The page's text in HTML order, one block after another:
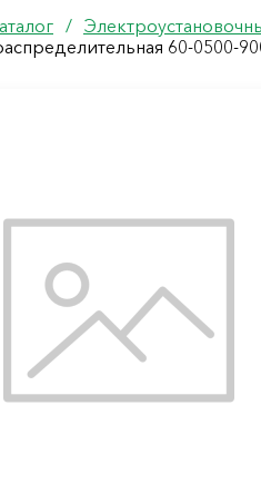
/
60-0500-